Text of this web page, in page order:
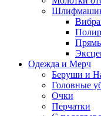
Одежда и Мерч
Беруши и
Головные
Очки
Перчатки